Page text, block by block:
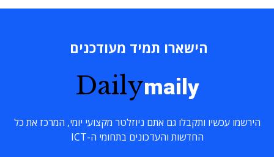
הישארו תמיד מעודכנים
Dailymaily
הירשמו עכשיו ותקבלו גם אתם ניוזלטר מקצועי יומי, המרכז את כל
החדשות והעדכונים בתחומי ה-ICT